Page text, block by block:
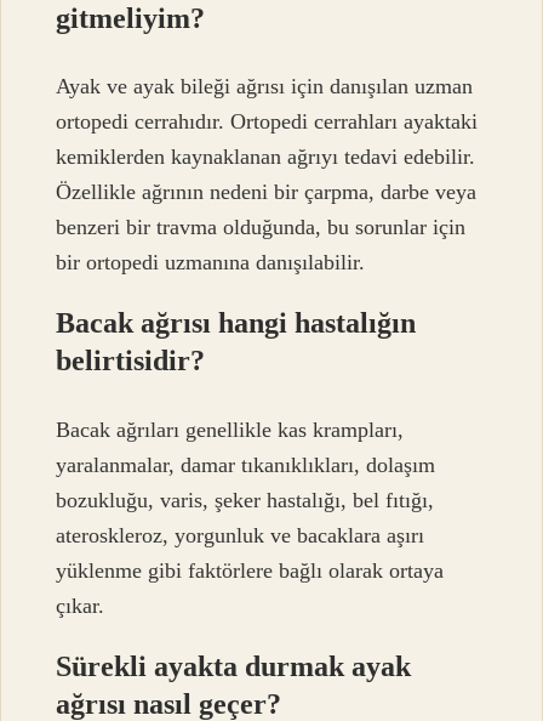
gitmeliyim?
Ayak ve ayak bileği ağrısı için danışılan uzman
ortopedi cerrahıdır. Ortopedi cerrahları ayaktaki
kemiklerden kaynaklanan ağrıyı tedavi edebilir.
Özellikle ağrının nedeni bir çarpma, darbe veya
benzeri bir travma olduğunda, bu sorunlar için
bir ortopedi uzmanına danışılabilir.
Bacak ağrısı hangi hastalığın
belirtisidir?
Bacak ağrıları genellikle kas krampları,
yaralanmalar, damar tıkanıklıkları, dolaşım
bozukluğu, varis, şeker hastalığı, bel fıtığı,
ateroskleroz, yorgunluk ve bacaklara aşırı
yüklenme gibi faktörlere bağlı olarak ortaya
çıkar.
Sürekli ayakta durmak ayak
ağrısı nasıl geçer?